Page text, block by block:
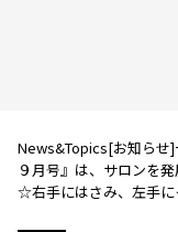
News&Topics[お知らせ]
９月号』は、サロンを
☆右手にはさみ、左手